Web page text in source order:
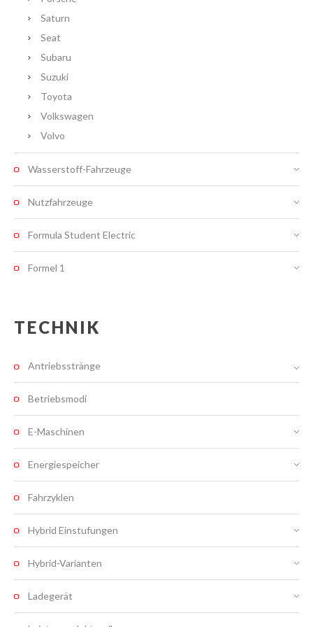
Saturn
Seat
Subaru
Suzuki
Toyota
Volkswagen
Volvo
Wasserstoff-Fahrzeuge
Nutzfahrzeuge
Formula Student Electric
Formel 1
TECHNIK
Antriebsstränge
Betriebsmodi
E-Maschinen
Energiespeicher
Fahrzyklen
Hybrid Einstufungen
Hybrid-Varianten
Ladegerät